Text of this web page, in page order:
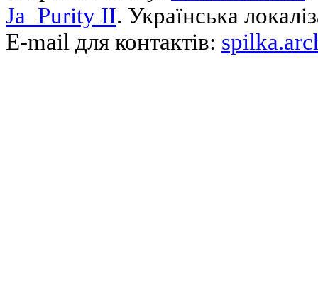
Ja_Purity II. Українська
E-mail для контактів: